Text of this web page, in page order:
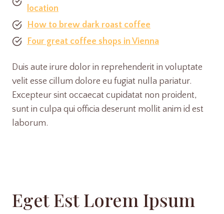
location
How to brew dark roast coffee
Four great coffee shops in Vienna
Duis aute irure dolor in reprehenderit in voluptate
velit esse cillum dolore eu fugiat nulla pariatur.
Excepteur sint occaecat cupidatat non proident,
sunt in culpa qui officia deserunt mollit anim id est
laborum.
Eget Est Lorem Ipsum